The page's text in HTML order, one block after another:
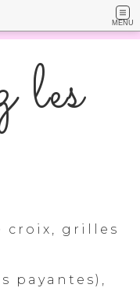
MENU
les
croix, grilles
payantes),